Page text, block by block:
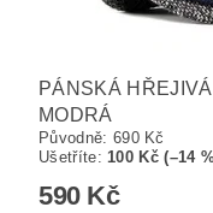
PÁNSKÁ
MODRÁ
Původně: 690 Kč
Ušetříte: 100 Kč (–14
590 Kč